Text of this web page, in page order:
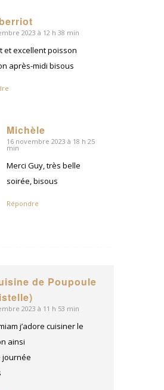
2023 à 12 h 38 min
et excellent poisson
après-midi bisous
Michèle
dit
16 novembre 2023 à 18 h 25
min
Merci Guy, très belle
soirée, bisous
Répondre
de Poupoule
2023 à 11 h 53 min
j’adore cuisiner le
ainsi
journée